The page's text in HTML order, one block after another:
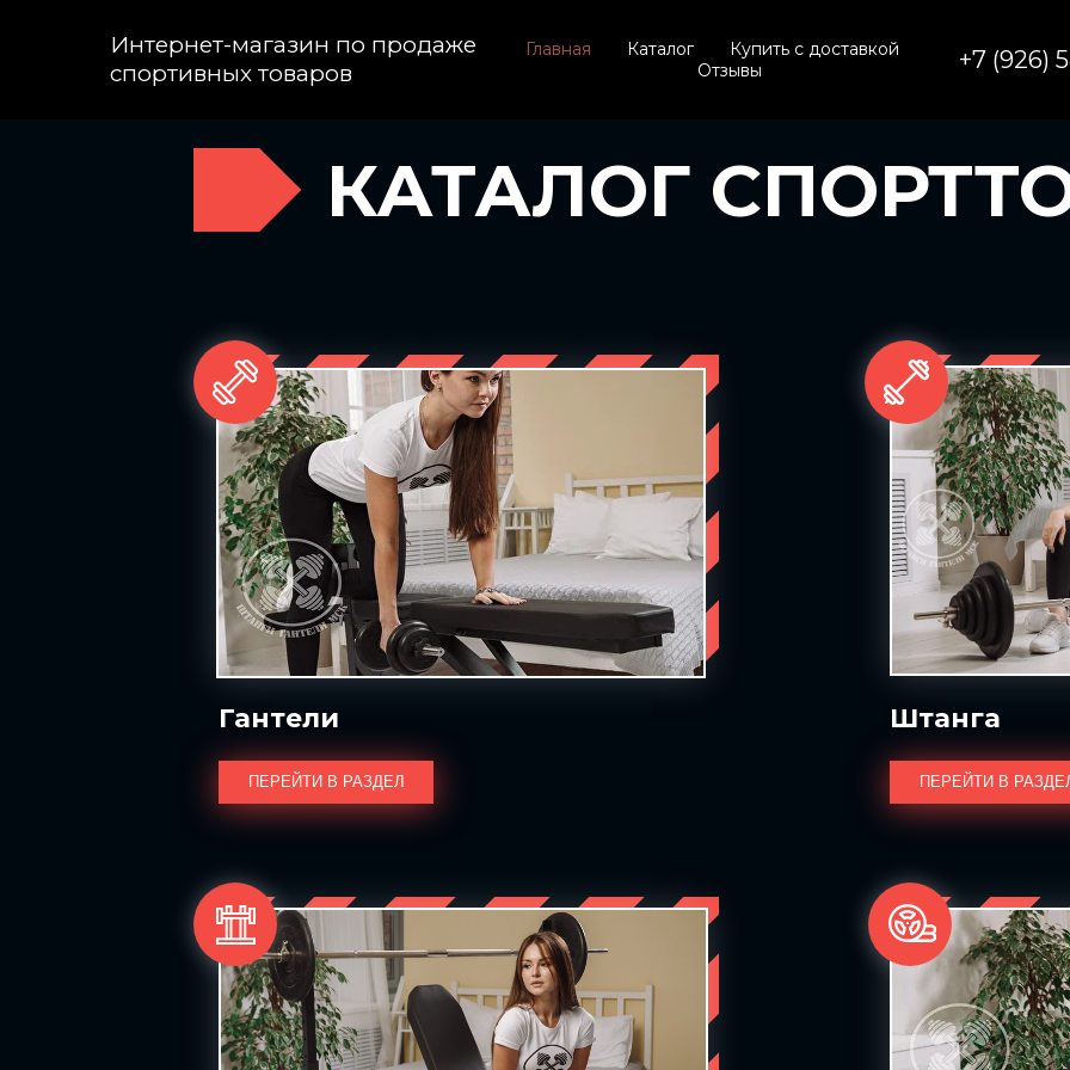
Интернет-магазин по продаже
спортивных товаров
Главная Каталог
Купить с доставкой
Отзывы
+7 (926)
КАТАЛОГ
Гантели Штанга
ПЕРЕЙТИ В РАЗДЕЛ ПЕРЕЙТИ В